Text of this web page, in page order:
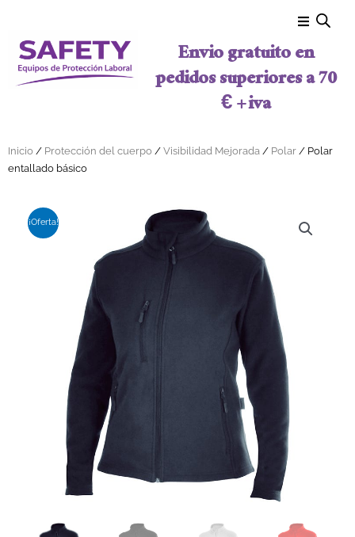
Envio gratuito en
pedidos superiores a 70
€ + iva
Inicio / Protección del cuerpo / Visibilidad Mejorada / Polar / Polar
entallado básico
¡Oferta!